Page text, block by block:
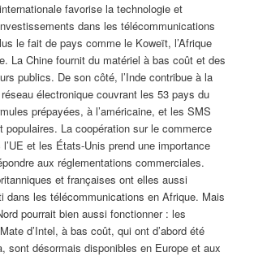
favorise la technologie et
dans les télécommunications
le fait de pays comme le Koweït, l’Afrique
La Chine fournit du matériel à bas coût et des
publics. De son côté, l’Inde contribue à la
électronique couvrant les 53 pays du
prépayées, à l’américaine, et les SMS
populaires. La coopération sur le commerce
et les États-Unis prend une importance
aux réglementations commerciales.
et françaises ont elles aussi
dans les télécommunications en Afrique. Mais
pourrait bien aussi fonctionner : les
d’Intel, à bas coût, qui ont d’abord été
sont désormais disponibles en Europe et aux